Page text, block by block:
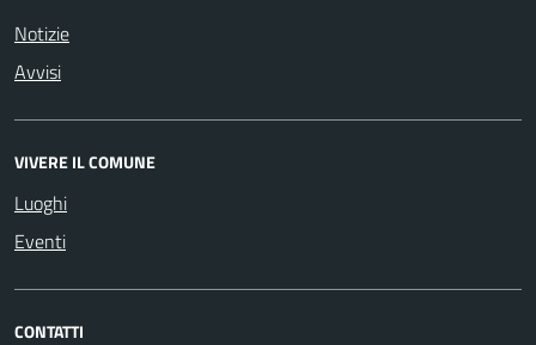
Notizie
Avvisi
VIVERE IL COMUNE
Luoghi
Eventi
CONTATTI